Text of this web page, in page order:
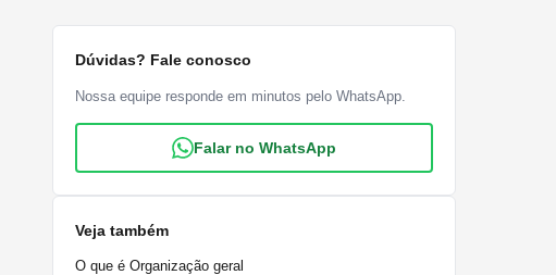
Dúvidas? Fale conosco
Nossa equipe responde em minutos pelo WhatsApp.
Falar no WhatsApp
Veja também
O que é Organização geral